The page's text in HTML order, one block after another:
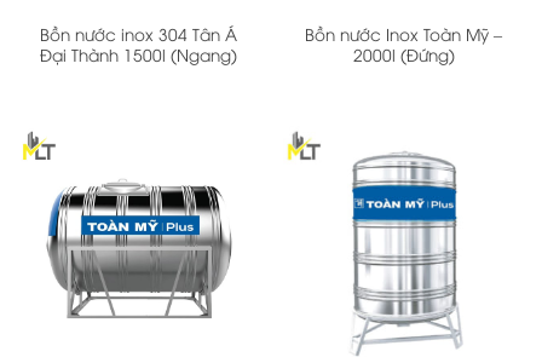
Bồn nước inox 304 Tân Á
Đại Thành 1500l (Ngang)
Bồn nước Inox Toàn Mỹ –
2000l (Đứng)